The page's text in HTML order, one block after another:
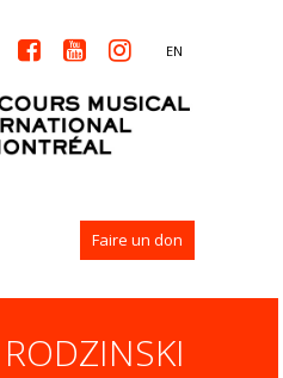
   EN
Faire un don